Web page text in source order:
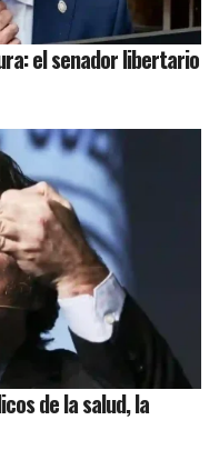
el senador libertario
de la salud, la